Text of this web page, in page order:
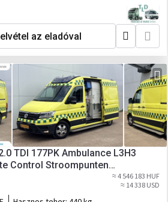
az eladóval
TDI 177PK Ambulance L3H3
Control Stroompunten
≈ 4 546 183 HUF
≈ 14 338 USD